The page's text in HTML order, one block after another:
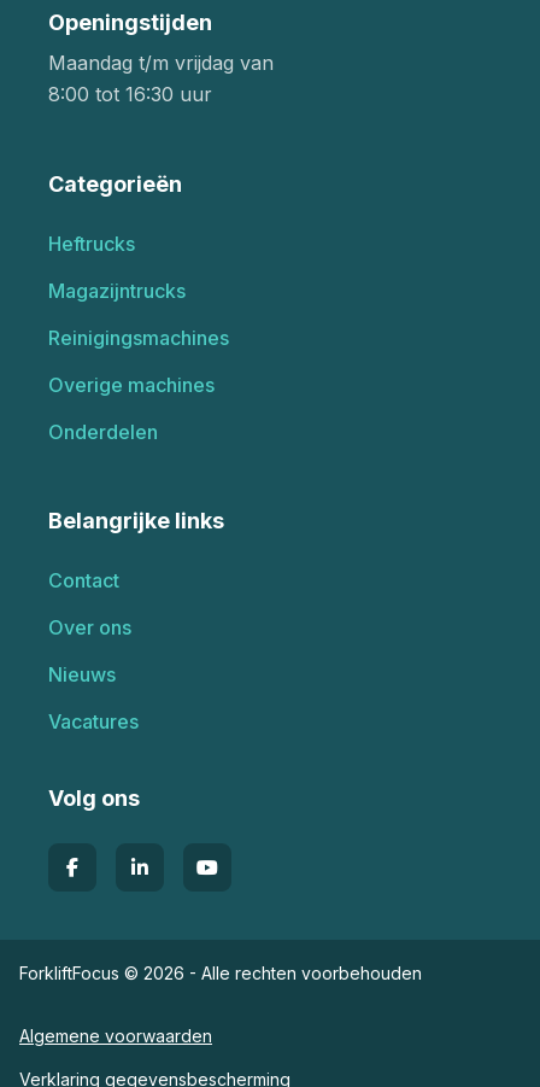
Openingstijden
Maandag t/m vrijdag van
8:00 tot 16:30 uur
Categorieën
Heftrucks
Magazijntrucks
Reinigingsmachines
Overige machines
Onderdelen
Belangrijke links
Contact
Over ons
Nieuws
Vacatures
Volg ons
ForkliftFocus © 2026 - Alle rechten voorbehouden
Algemene voorwaarden
Verklaring gegevensbescherming